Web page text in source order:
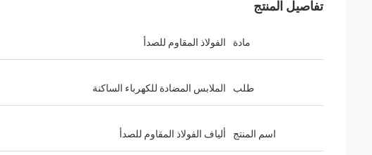
تفاصيل المنتج
مادة الفولاذ المقاوم للصدأ
طلب الملابس المضادة للكهرباء الساكنة
اسم المنتج ألياف الفولاذ المقاوم للصدأ